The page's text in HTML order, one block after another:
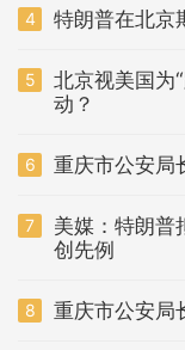
4 特朗普在北京
5
北京视美国为
动？
6 重庆市公安局
7
美媒：特朗普
创先例
8 重庆市公安局